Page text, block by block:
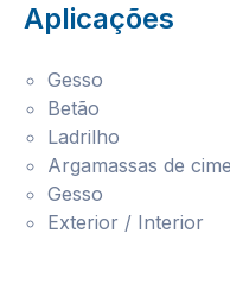
Aplicações
Gesso
Betão
Ladrilho
Argamassas de
Gesso
Exterior / Interior